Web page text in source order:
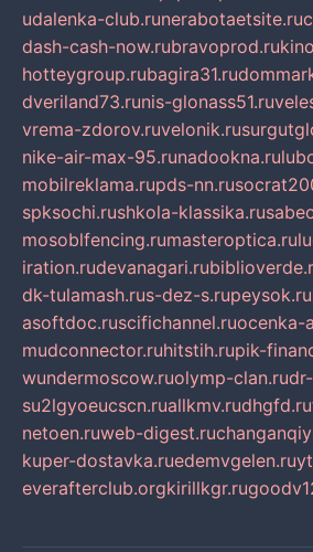
udalenka-club.runerabotaetsite.ru
dash-cash-now.rubravoprod.ru
hotteygroup.rubagira31.ru
dveriland73.runis-glonass51.ru
vrema-zdorov.ruvelonik.ru
nike-air-max-95.runadookna.ru
mobilreklama.rupds-nn.ru
spksochi.rushkola-klassika.ru
mosoblfencing.rumasteroptica.ru
iration.rudevanagari.ru
dk-tulamash.rus-dez-s.rupeysok.ru
asoftdoc.ruscifichannel.ruocenka-
mudconnector.ruhitstih.rupik-
wundermoscow.ruolymp-clan.ru
su2lgyoeucscn.ruallkmv.rudhgfd.ru
netoen.ruweb-digest.ru
kuper-dostavka.ruedemvgelen.ru
everafterclub.orgkirillkgr.ru